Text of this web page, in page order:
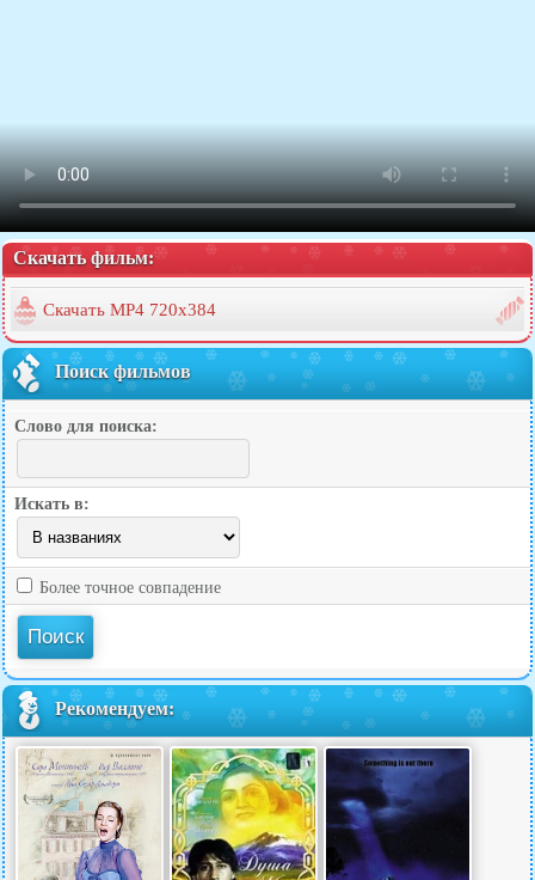
Скачать фильм:
Скачать MP4 720x384
Поиск фильмов
Слово для поиска:
Искать в:
Более точное совпадение
Рекомендуем: